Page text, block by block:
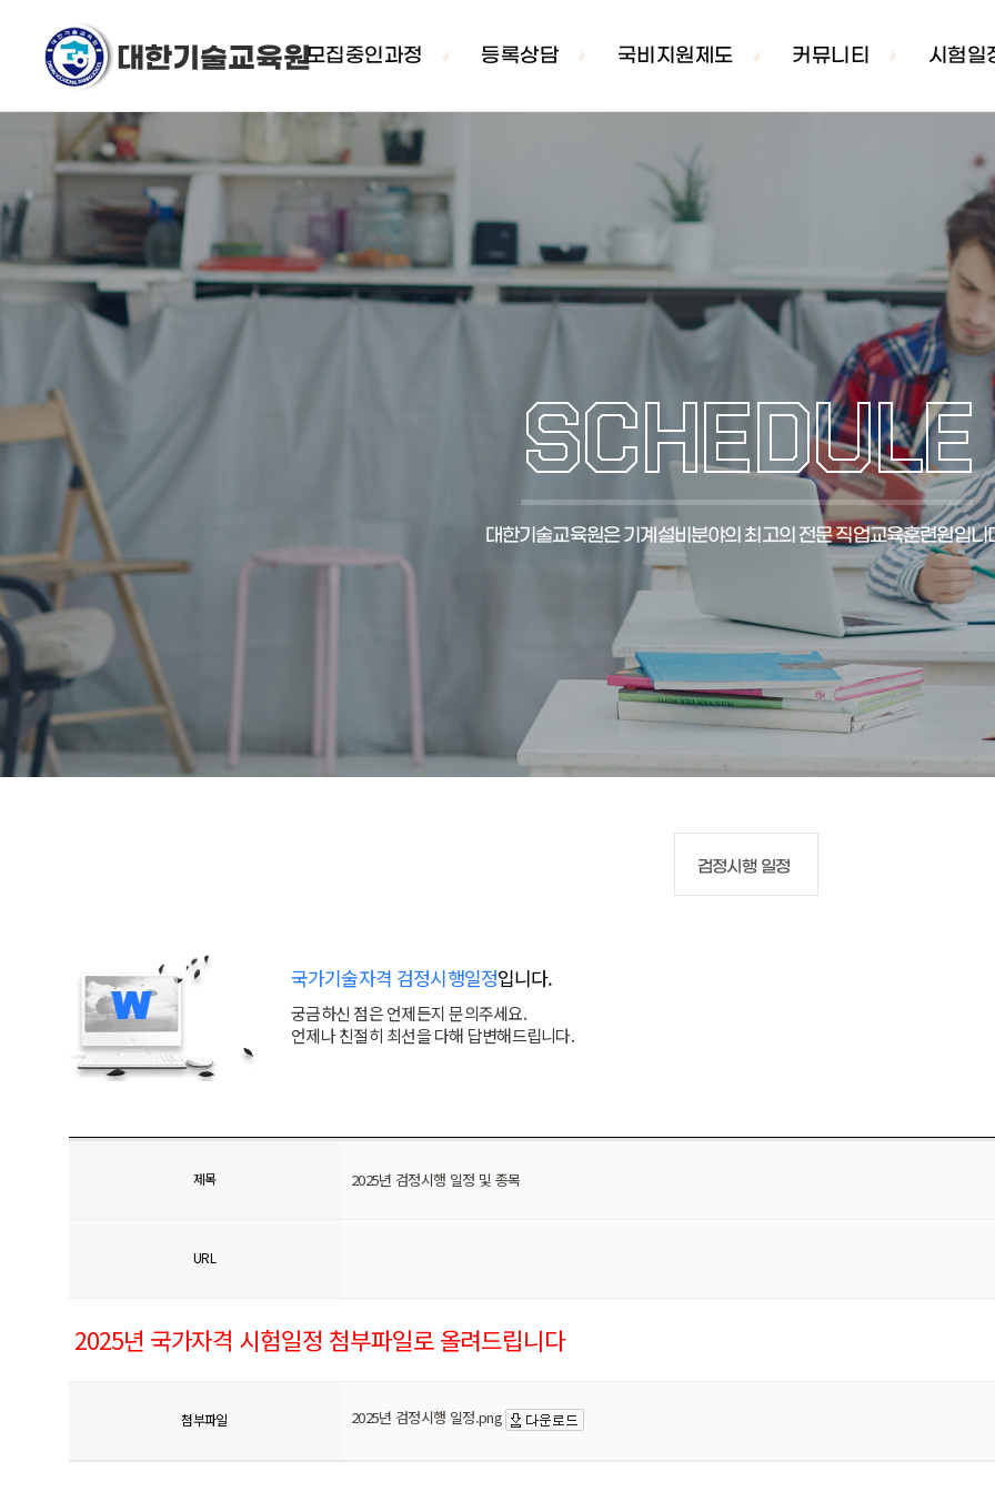
모집중인과정 등록상담 국비지원제도 커뮤니티 시험일
SCHEDULE
대한기술교육원은 기계설비분야의 최고의 전문 직업교육훈련원입니
검정시행 일정
국가기술자격 검정시행일정입니다.
궁금하신 점은 언제든지 문의주세요.
언제나 친절히 최선을 다해 답변해드립니다.
제목 2025년 검정시행 일정 및 종목
URL
2025년 국가자격 시험일정 첨부파일로 올려드립니다
첨부파일 2025년 검정시행 일정.png